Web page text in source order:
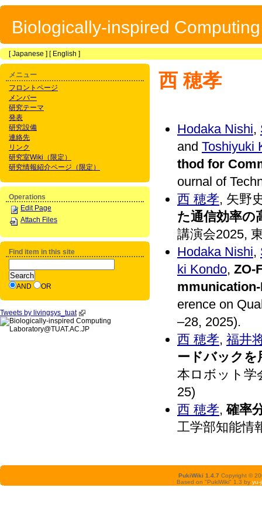
Biologically-inspired
[Japanese ] [ English ]
西 穂孝
Hodaka Nishi,
and Toshiyuki
thod for
ournal of
西 穂孝, 矢野
た通信効率の
講演会2025,
Hodaka Nishi,
ki Kondo, ZO-
erence on
–28, 2025).
西 穂孝, 福井
ードバックを
本ロボット学
25)
西 穂孝,確率
工学部知能情
メニュー
フロントページ
メンバー
研究テーマ
発表
研究設備
連絡先
リンク
研究室Wiki（限定）
研究情報紹介ページ（限定）
Operations
Edit Page
Attach Files
Find item in this site
AND OR
Tweets by livingsys_tuat
PukiWiki 1.4.7 Copyright ©
Based on "PukiWiki" 1.3 by yu-ji